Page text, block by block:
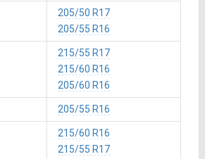
205/50 R17
205/55 R16
215/55 R17
215/60 R16
205/60 R16
205/55 R16
215/60 R16
215/55 R17